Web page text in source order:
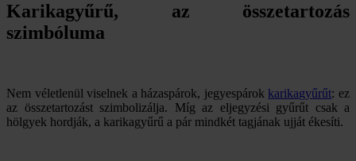
Karikagyűrű, az összetartozás
szimbóluma
Nem véletlenül viselnek a házaspárok, jegyespárok karikagyűrűt: ez
az összetartozást szimbolizálja. Míg az eljegyzési gyűrűt csak a
hölgyek hordják, a karikagyűrű a pár mindkét tagjának ujját ékesíti.